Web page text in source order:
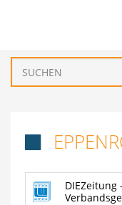
BÜRGERSERVICE
GEMEINDEN
TOURISMUS &